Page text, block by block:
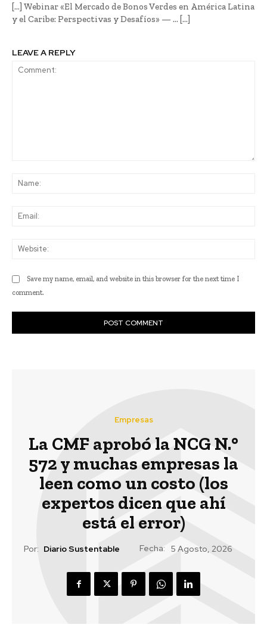
[…] Webinar «El Mercado de Bonos Verdes en América Latina
y el Caribe: Perspectivas y Desafíos» — … […]
LEAVE A REPLY
Save my name, email, and website in this browser for the next time I
comment.